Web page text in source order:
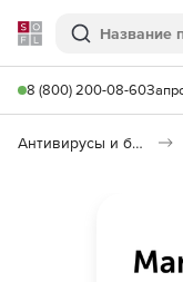
Softline
Поиск
8 (800) 200-08-60
Антивирусы и безопасность